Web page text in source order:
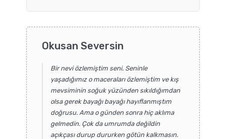
Okusan Seversin
Bir nevi özlemiştim seni. Seninle
yaşadığımız o maceraları özlemiştim ve kış
mevsiminin soğuk yüzünden sıkıldığımdan
olsa gerek bayağı bayağı hayıflanmıştım
doğrusu. Ama o günden sonra hiç aklıma
gelmedin. Çok da umrumda değildin
açıkçası durup dururken götün kalkmasın.